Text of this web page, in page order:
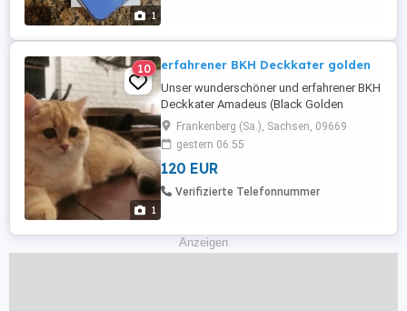
1
1
10 erfahrener BKH Deckkater golden
Unser wunderschöner und erfahrener BKH
Deckkater Amadeus (Black Golden
shaded) Mit seiner liebevollen und
geduldigen Art sorgt er für eine stressfreie
Deckzeit und hat bereits viele gesunde,
bezaubernde Kitten gezeugt. Ablauf der
Deckung: -Bringt eure Mietz am 1. oder 2.
Frankenberg (Sa.), Sachsen, 09669
gestern 06:55
120 EUR
Verifizierte Telefonnummer
Anzeigen